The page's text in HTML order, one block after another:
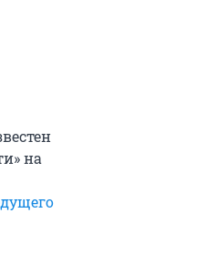
на